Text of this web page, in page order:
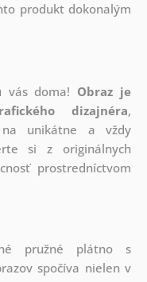
produkt dokonalým
vás doma! Obraz je
dizajnéra,
unikátne a vždy
si z originálnych
prostredníctvom
pružné plátno s
spočíva nielen v